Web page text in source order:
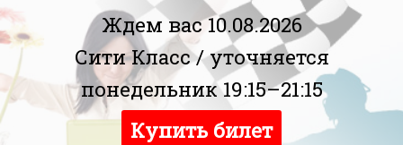
Ждем вас 10.08.2026
Сити Класс /уточняется
понедельник 19:15–21:15
Купить билет